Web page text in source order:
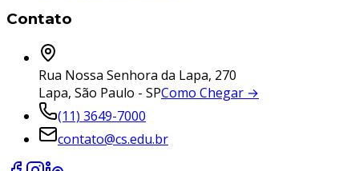
Contato
Rua Nossa Senhora da Lapa, 270
Lapa, São Paulo - SPComo Chegar →
(11) 3649-7000
contato@cs.edu.br